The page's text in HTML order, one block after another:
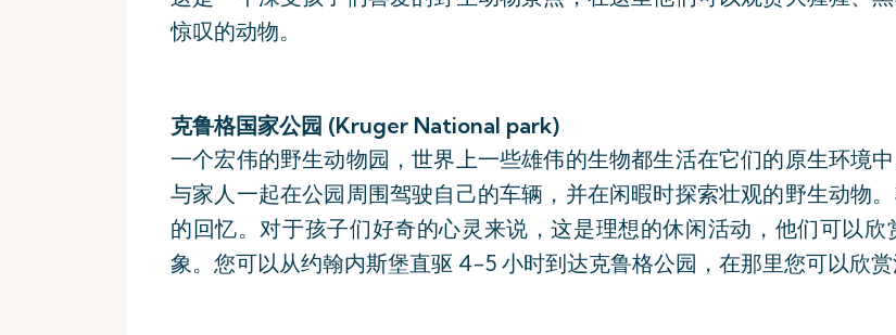
惊叹的动物。
克鲁格国家公园 (Kruger National park)
一个宏伟的野生动物园，世界上一些雄伟的生物都生活在它们的原生环境
与家人一起在公园周围驾驶自己的车辆，并在闲暇时探索壮观的野生动物
的回忆。对于孩子们好奇的心灵来说，这是理想的休闲活动，他们可以
象。您可以从约翰内斯堡直驱 4-5 小时到达克鲁格公园，在那里您可以欣赏